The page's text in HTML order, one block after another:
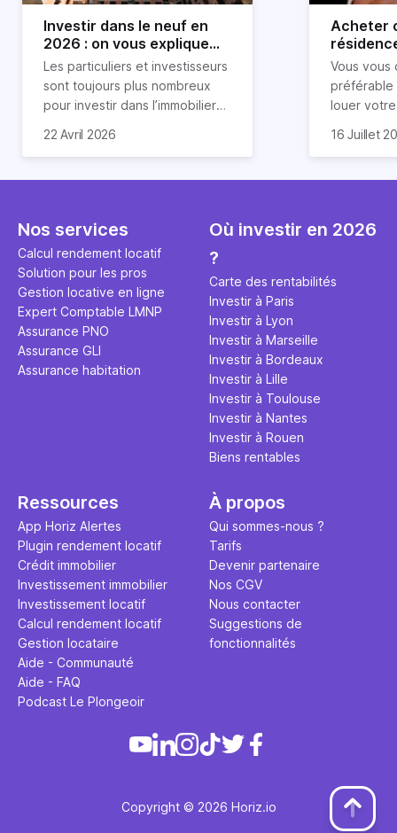
Investir dans le neuf en
2026 : on vous explique
tout !
Les particuliers et investisseurs
sont toujours plus nombreux
pour investir dans l’immobilier
nombreux avantages à choisir
expliquons tout dans cet
22 Avril 2026
Acheter
règle
révélée
Vous vous
préférable
louer
expert en
règle
ce secret
l'argent
principale
études et
16 Juillet
Nos services
Calcul rendement locatif
Solution pour les pros
Gestion locative en ligne
Expert Comptable LMNP
Assurance PNO
Assurance GLI
Assurance habitation
Où investir en 2026
?
Carte des rentabilités
Investir à Paris
Investir à Lyon
Investir à Marseille
Investir à Bordeaux
Investir à Lille
Investir à Toulouse
Investir à Nantes
Investir à Rouen
Biens rentables
Ressources
App Horiz Alertes
Plugin rendement locatif
Crédit immobilier
Investissement immobilier
Investissement locatif
Calcul rendement locatif
Gestion locataire
Aide - Communauté
Aide - FAQ
Podcast Le Plongeoir
À propos
Qui sommes-nous ?
Tarifs
Devenir partenaire
Nos CGV
Nous contacter
Suggestions de
fonctionnalités
Copyright © 2026 Horiz.io